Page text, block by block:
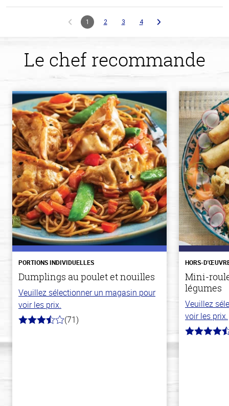
1 2 3 4
Le chef recommande
PORTIONS INDIVIDUELLES
Dumplings au poulet et nouilles
Veuillez sélectionner un magasin pour
voir les prix.
3.8
(71)
HORS-
Mini-
légumes
Veuillez
voir les prix.
4.8